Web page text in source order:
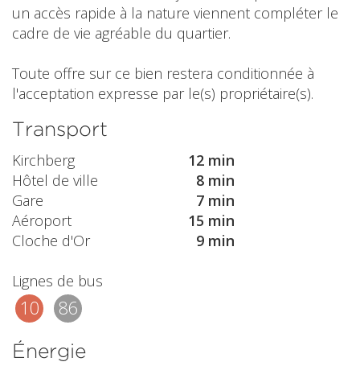
un accès rapide à la nature viennent compléter le
cadre de vie agréable du quartier.
Toute offre sur ce bien restera conditionnée à
l'acceptation expresse par le(s) propriétaire(s).
Transport
Kirchberg
12 min
Hôtel de ville
8 min
Gare
7 min
Aéroport
15 min
Cloche d'Or
9 min
Lignes de bus
10 86
Énergie